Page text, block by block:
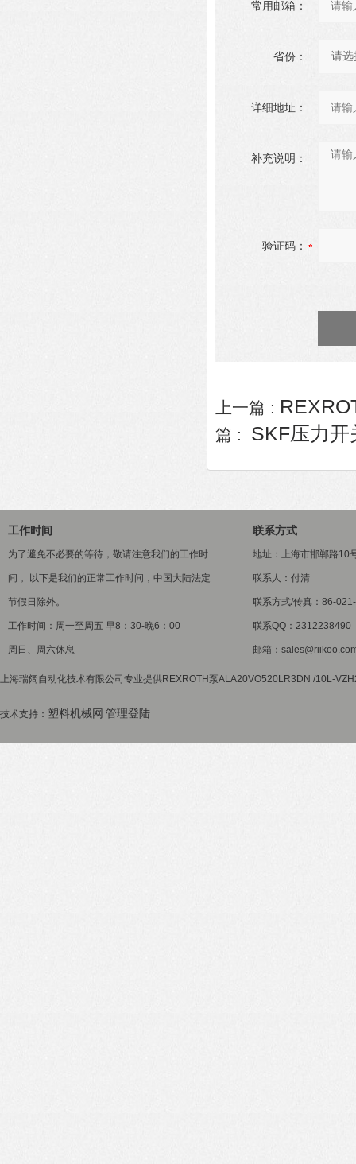
常用邮箱：
省份：
详细地址：
补充说明：
验证码：
上一篇 :
篇 : SKF压力
工作时间
为了避免不必要的等待，敬请注意我们的工作时
间 。以下是我们的正常工作时间，中国大陆法定
节假日除外。
工作时间：周一至周五 早8：30-晚6：00
周日、周六休息
联系方式
地址：上海市邯郸路10
联系人：付清
联系方式/传真：86-
联系QQ：2312238490
邮箱：
上海瑞阔自动化技术有限公司专业提供REXROTH泵ALA20VO520LR3DN /10L-
技术支持： 塑料机械网 管理登陆